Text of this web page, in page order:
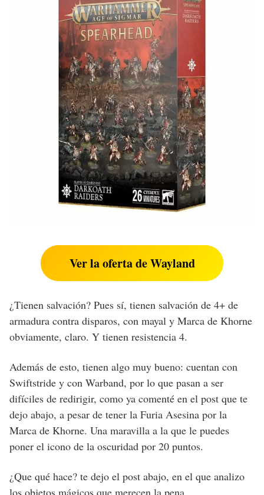
Ver la oferta de Wayland
¿Tienen salvación? Pues sí, tienen salvación de 4+ de
armadura contra disparos, con mayal y Marca de Khorne
obviamente, claro. Y tienen resistencia 4.
Además de esto, tienen algo muy bueno: cuentan con
Swiftstride y con Warband, por lo que pasan a ser
difíciles de redirigir, como ya comenté en el post que te
dejo abajo, a pesar de tener la Furia Asesina por la
Marca de Khorne. Una maravilla a la que le puedes
poner el icono de la oscuridad por 20 puntos.
¿Que qué hace? te dejo el post abajo, en el que analizo
los objetos mágicos que merecen la pena.